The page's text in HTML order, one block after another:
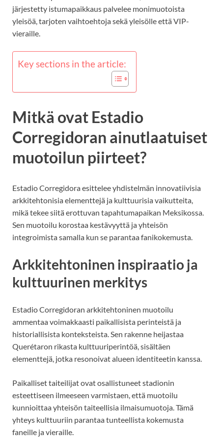
järjestetty istumapaikkaus palvelee monimuotoista
yleisöä, tarjoten vaihtoehtoja sekä yleisölle että VIP-
vieraille.
Key sections in the article:
Mitkä ovat Estadio
Corregidoran ainutlaatuiset
muotoilun piirteet?
Estadio Corregidora esittelee yhdistelmän innovatiivisia
arkkitehtonisia elementtejä ja kulttuurisia vaikutteita,
mikä tekee siitä erottuvan tapahtumapaikan Meksikossa.
Sen muotoilu korostaa kestävyyttä ja yhteisön
integroimista samalla kun se parantaa fanikokemusta.
Arkkitehtoninen inspiraatio ja
kulttuurinen merkitys
Estadio Corregidoran arkkitehtoninen muotoilu
ammentaa voimakkaasti paikallisista perinteistä ja
historiallisista konteksteista. Sen rakenne heijastaa
Querétaron rikasta kulttuuriperintöä, sisältäen
elementtejä, jotka resonoivat alueen identiteetin kanssa.
Paikalliset taiteilijat ovat osallistuneet stadionin
esteettiseen ilmeeseen varmistaen, että muotoilu
kunnioittaa yhteisön taiteellisia ilmaisumuotoja. Tämä
yhteys kulttuuriin parantaa tunteellista kokemusta
faneille ja vieraille.